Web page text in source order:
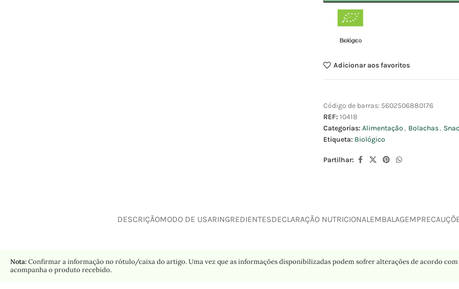
Biológico
Adicionar aos favoritos
Código de barras: 5602506880176
REF: 10418
Categorias: Alimentação , Bolachas,
Etiqueta: Biológico
Partilhar:
DESCRIÇÃOMODO DE USARINGREDIENTESDECLARAÇÃO NUTRICIONAL EMBALAGEM
Nota:Confirmar a informação no rótulo/caixa do artigo. Uma vez que as informações disponibilizadas podem sofrer alterações de acordo
acompanha o produto recebido.